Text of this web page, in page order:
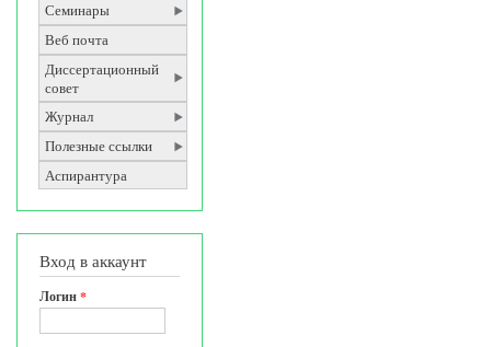
Семинары
Веб почта
Диссертационный
совет
Журнал
Полезные ссылки
Аспирантура
Вход в аккаунт
Логин*